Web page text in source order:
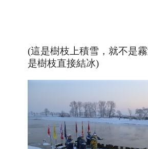
(這是樹枝上積雪，就不是
是樹枝直接結冰)